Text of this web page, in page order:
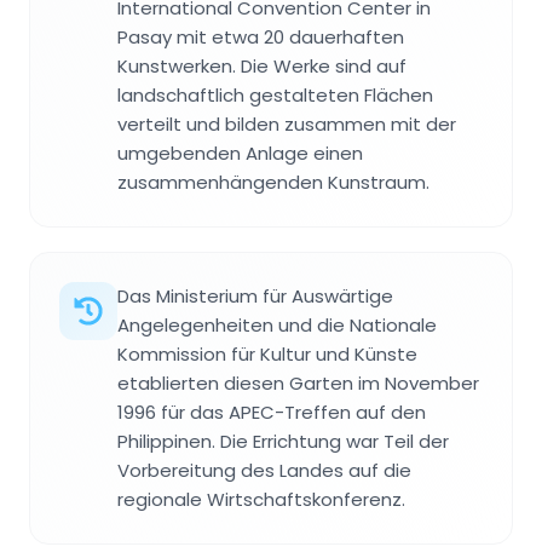
International Convention Center in
Pasay mit etwa 20 dauerhaften
Kunstwerken. Die Werke sind auf
landschaftlich gestalteten Flächen
verteilt und bilden zusammen mit der
umgebenden Anlage einen
zusammenhängenden Kunstraum.
Das Ministerium für Auswärtige
Angelegenheiten und die Nationale
Kommission für Kultur und Künste
etablierten diesen Garten im November
1996 für das APEC-Treffen auf den
Philippinen. Die Errichtung war Teil der
Vorbereitung des Landes auf die
regionale Wirtschaftskonferenz.